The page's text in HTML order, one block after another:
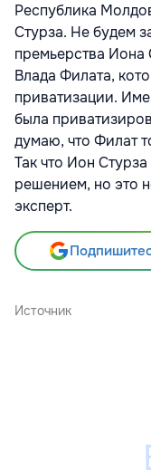
Республика
Стурза. Не будем
премьерства Иона
Влада Филата,
приватизации.
была
думаю, что Филат
Так что Ион
решением, но это
эксперт.
Источник